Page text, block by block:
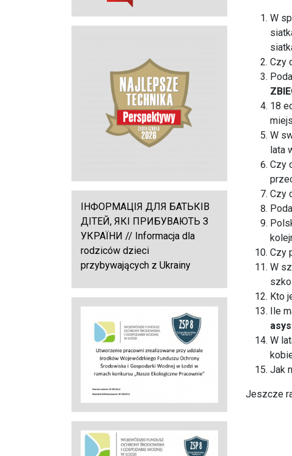
W
Czy
18
W
lata
Czy
Czy
Czy
W
Kto
Ile
W
Jak
Jeszcze
ІНФОРМАЦІЯ ДЛЯ БАТЬКІВ
ДІТЕЙ, ЯКІ ПРИБУВАЮТЬ З
УКРАЇНИ // Informacja dla
rodziców dzieci
przybywających z Ukrainy